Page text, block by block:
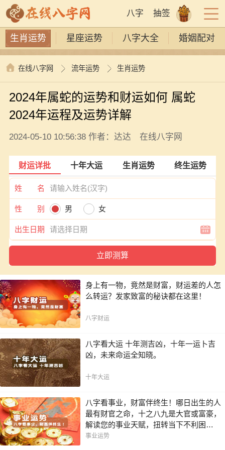
八字 抽签
生肖运势 星座运势 八字大全 婚姻配对
在线八字网 流年运势 生肖运势
2024年属蛇的运势和财运如何 属蛇
2024年运程及运势详解
2024-05-10 10:56:38 作者：达达 在线八字网
财运详批 十年大运 生肖运势 终生运势
姓 名
性 别 男 女
出生日期
身上有一物，竟然是财富，财运差的人怎
么转运？发家致富的秘诀都在这里！
八字财运
八字看大运 十年测吉凶，十年一运卜吉
凶，未来命运全知晓。
十年大运
八字看事业，财富伴终生！哪日出生的人
最有财官之命，十之八九是大官或富豪，
解读您的事业天赋，扭转当下不利困
局！！
事业运势